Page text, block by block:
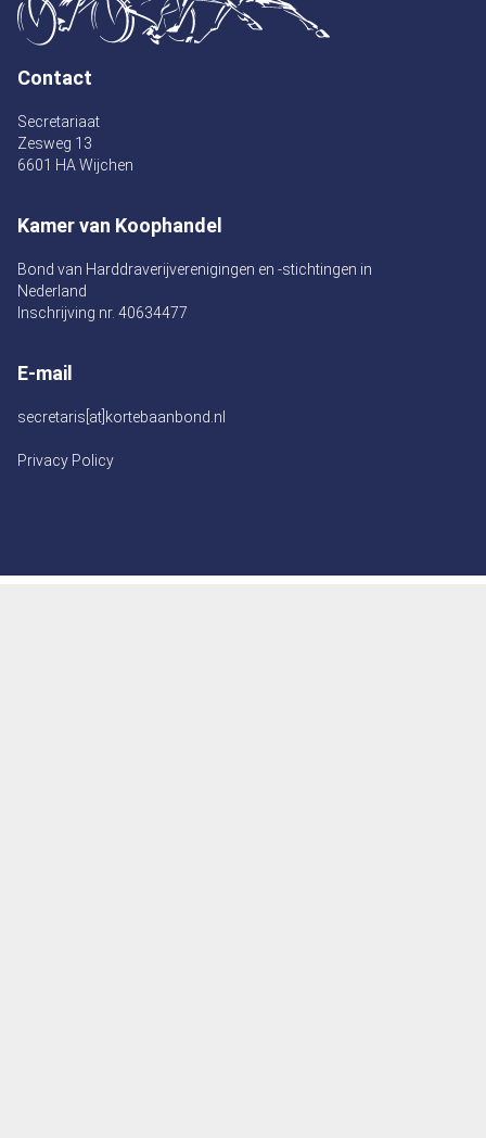
Contact
Secretariaat
Zesweg 13
6601 HA Wijchen
Kamer van Koophandel
Bond van Harddraverijverenigingen en -stichtingen in
Nederland
Inschrijving nr. 40634477
E-mail
secretaris[at]kortebaanbond.nl
Privacy Policy